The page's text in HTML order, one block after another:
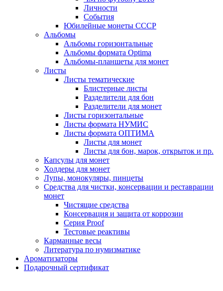
Личности
События
Юбилейные монеты СССР
Альбомы
Альбомы горизонтальные
Альбомы формата Optima
Альбомы-планшеты для монет
Листы
Листы тематические
Блистерные листы
Разделители для бон
Разделители для монет
Листы горизонтальные
Листы формата НУМИС
Листы формата ОПТИМА
Листы для монет
Листы для бон, марок, открыток и пр.
Капсулы для монет
Холдеры для монет
Лупы, монокуляры, пинцеты
Средства для чистки, консервации и реставрации
монет
Чистящие средства
Консервация и защита от коррозии
Серия Proof
Тестовые реактивы
Карманные весы
Литература по нумизматике
Ароматизаторы
Подарочный сертификат